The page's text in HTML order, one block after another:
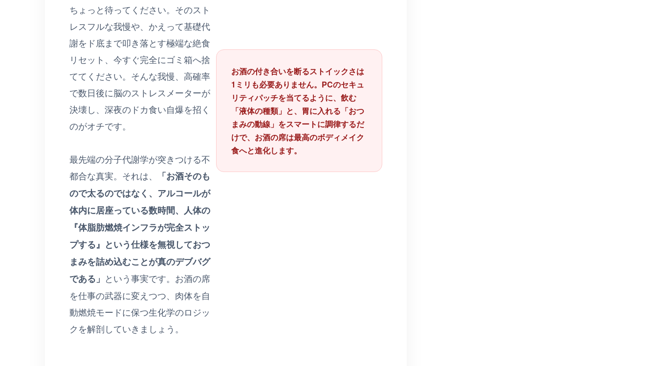
ちょっと待ってください。そのスト
レスフルな我慢や、かえって基礎代
謝をド底まで叩き落とす極端な絶食
リセット、今すぐ完全にゴミ箱へ捨
ててください。そんな我慢、高確率
で数日後に脳のストレスメーターが
決壊し、深夜のドカ食い自爆を招く
のがオチです。
最先端の分子代謝学が突きつける不
都合な真実。それは、
「お酒そのも
ので太るのではなく、アルコールが
体内に居座っている数時間、人体の
『体脂肪燃焼インフラが完全ストッ
プする』という仕様を無視しておつ
まみを詰め込むことが真のデブバグ
である」 という事実です。お酒の席
を仕事の武器に変えつつ、肉体を自
動燃焼モードに保つ生化学のロジッ
クを解剖していきましょう。
お酒の付き合いを断るストイックさは
1ミリも必要ありません。PCのセキュ
リティパッチを当てるように、飲む
「液体の種類」と、胃に入れる「おつ
まみの動線」をスマートに調律するだ
けで、お酒の席は最高のボディメイク
食へと進化します。